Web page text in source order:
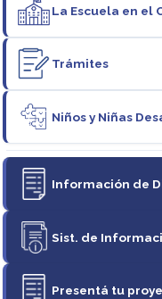
La Escuela en el
Trámites
Niños y Niñas
Información de
Sist. de
Presentá tu